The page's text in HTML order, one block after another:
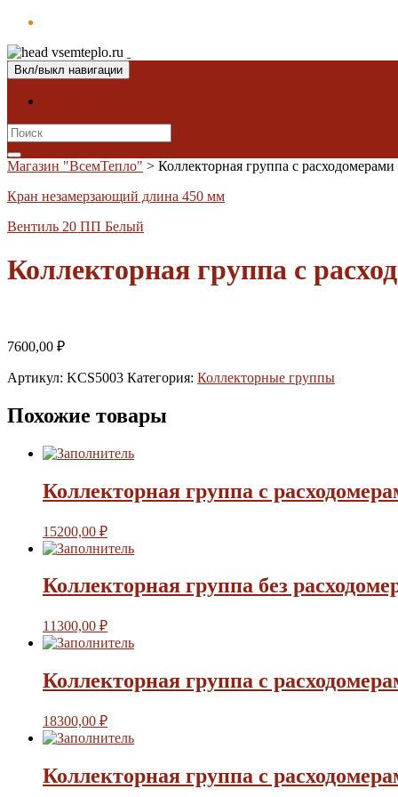
Вкл/выкл навигации
Search
for:
Магазин "ВсемТепло" > Коллекторная группа с
Кран незамерзающий длина 450 мм
Вентиль 20 ПП Белый
Коллекторная группа с
7600,00 ₽
Артикул: KCS5003 Категория: Коллекторные группы
Похожие товары
Коллекторная группа с
15200,00 ₽
Коллекторная группа без
11300,00 ₽
Коллекторная группа с
18300,00 ₽
Коллекторная группа с